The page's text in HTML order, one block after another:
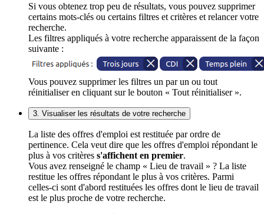
Si vous obtenez trop peu de résultats, vous pouvez supprimer
certains mots-clés ou certains filtres et critères et relancer votre
recherche.
Les filtres appliqués à votre recherche apparaissent de la façon
suivante :
Vous pouvez supprimer les filtres un par un ou tout
réinitialiser en cliquant sur le bouton « Tout réinitialiser ».
3. Visualiser les résultats de votre recherche
La liste des offres d'emploi est restituée par ordre de
pertinence. Cela veut dire que les offres d'emploi répondant le
plus à vos critères s'affichent en premier.
Vous avez renseigné le champ « Lieu de travail » ? La liste
restitue les offres répondant le plus à vos critères. Parmi
celles-ci sont d'abord restituées les offres dont le lieu de travail
est le plus proche de votre recherche.